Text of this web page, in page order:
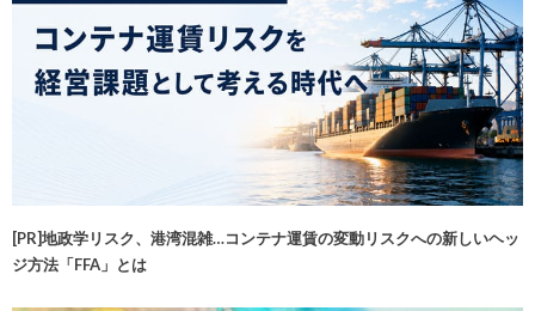
[PR]地政学リスク、港湾混雑…コンテナ運賃の変動リスクへの新しいヘッ
ジ方法「FFA」とは